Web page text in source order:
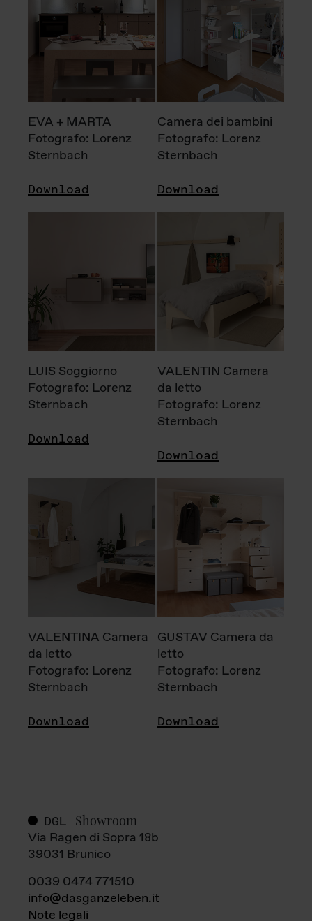
EVA + MARTA
Fotografo: Lorenz
Sternbach
Download
Camera dei bambini
Fotografo: Lorenz
Sternbach
Download
LUIS Soggiorno
Fotografo: Lorenz
Sternbach
Download
VALENTIN Camera
da letto
Fotografo: Lorenz
Sternbach
Download
VALENTINA Camera
da letto
Fotografo: Lorenz
Sternbach
Download
GUSTAV Camera da
letto
Fotografo: Lorenz
Sternbach
Download
DGL Showroom
Via Ragen di Sopra 18b
39031 Brunico
0039 0474 771510
info@dasganzeleben.it
Note legali